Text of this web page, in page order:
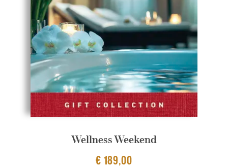
Wellness Weekend
€ 189,00